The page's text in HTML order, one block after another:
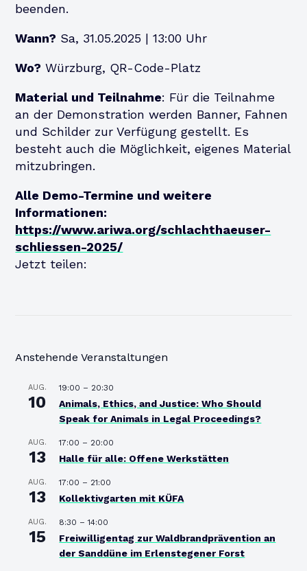
beenden.
Wann? Sa, 31.05.2025 | 13:00 Uhr
Wo? Würzburg, QR-Code-Platz
Material und Teilnahme: Für die Teilnahme
an der Demonstration werden Banner, Fahnen
und Schilder zur Verfügung gestellt. Es
besteht auch die Möglichkeit, eigenes Material
mitzubringen.
Alle Demo-Termine und weitere
Informationen:
https://www.ariwa.org/schlachthaeuser-
schliessen-2025/
Jetzt teilen:
Anstehende Veranstaltungen
AUG.
10
19:00 – 20:30
Animals, Ethics, and Justice: Who Should
Speak for Animals in Legal Proceedings?
AUG.
13
17:00 – 20:00
Halle für alle: Offene Werkstätten
AUG.
13
17:00 – 21:00
Kollektivgarten mit KÜFA
AUG.
15
8:30 –14:00
Freiwilligentag zur Waldbrandprävention an
der Sanddüne im Erlenstegener Forst